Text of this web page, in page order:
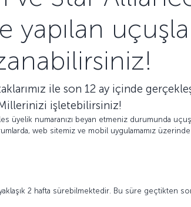
yapılan
ile son 12 ay içinde
işletebilirsiniz!
üyelik numaranızı beyan etmeniz durumunda
web sitemiz ve mobil uygulamamız
2 hafta sürebilmektedir. Bu süre geçtikten